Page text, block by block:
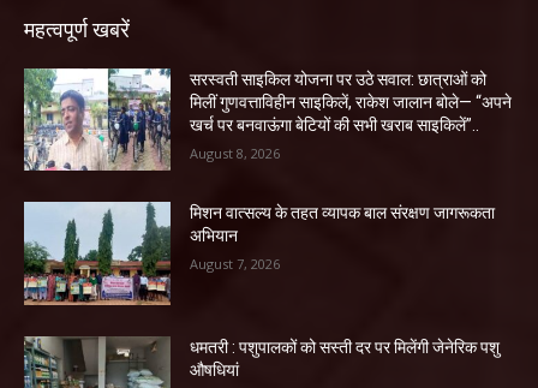
महत्वपूर्ण खबरें
सरस्वती साइकिल योजना पर उठे सवाल: छात्राओं को
मिलीं गुणवत्ताविहीन साइकिलें, राकेश जालान बोले— “अपने
खर्च पर बनवाऊंगा बेटियों की सभी खराब साइकिलें”..
August 8, 2026
मिशन वात्सल्य के तहत व्यापक बाल संरक्षण जागरूकता
अभियान
August 7, 2026
धमतरी : पशुपालकों को सस्ती दर पर मिलेंगी जेनेरिक पशु
औषधियां